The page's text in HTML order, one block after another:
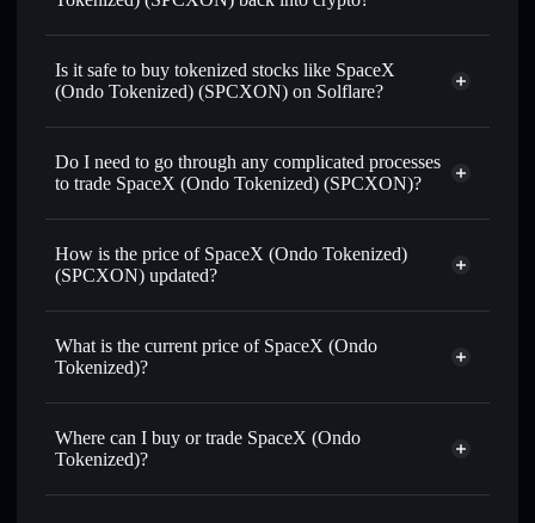
SpaceX (Ondo Tokenized)
Is it safe to buy tokenized stocks like SpaceX
(Ondo Tokenized) (SPCXON) on Solflare?
1:1 backed,
Do I need to go through any complicated processes
to trade SpaceX (Ondo Tokenized) (SPCXON)?
How is the price of SpaceX (Ondo Tokenized)
(SPCXON) updated?
SpaceX (Ondo Tokenized)
What is the current price of SpaceX (Ondo
Tokenized)?
SpaceX (Ondo Tokenized)
$118.736
Where can I buy or trade SpaceX (Ondo
Tokenized)?